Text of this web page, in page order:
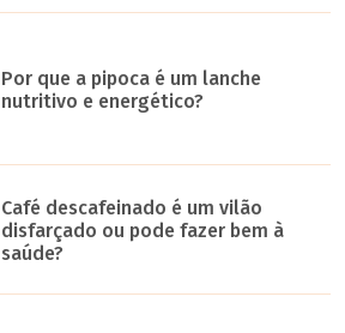
Por que a pipoca é um lanche
nutritivo e energético?
Café descafeinado é um vilão
disfarçado ou pode fazer bem à
saúde?